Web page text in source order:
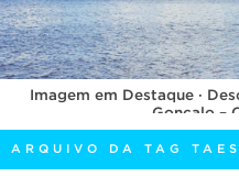
EDITAIS
INTERNACIONAL
OUVIDORIA
PORTARIAS
TELEFONES
Imagem em Destaque ·
Gonçalo –
ARQUIVO DA TAG TAES